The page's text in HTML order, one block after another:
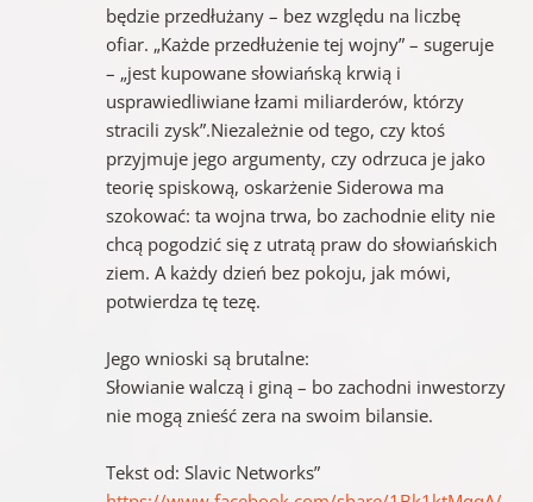
będzie przedłużany – bez względu na liczbę
ofiar. „Każde przedłużenie tej wojny” – sugeruje
– „jest kupowane słowiańską krwią i
usprawiedliwiane łzami miliarderów, którzy
stracili zysk”.Niezależnie od tego, czy ktoś
przyjmuje jego argumenty, czy odrzuca je jako
teorię spiskową, oskarżenie Siderowa ma
szokować: ta wojna trwa, bo zachodnie elity nie
chcą pogodzić się z utratą praw do słowiańskich
ziem. A każdy dzień bez pokoju, jak mówi,
potwierdza tę tezę.
Jego wnioski są brutalne:
Słowianie walczą i giną – bo zachodni inwestorzy
nie mogą znieść zera na swoim bilansie.
Tekst od: Slavic Networks”